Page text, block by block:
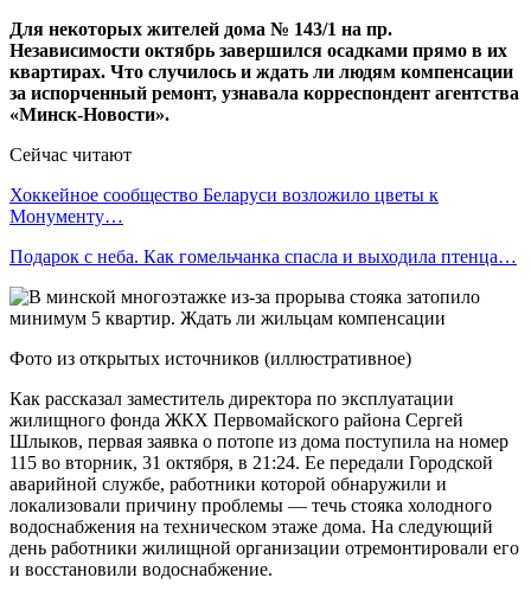
Для некоторых жителей дома № 143/1 на пр.
Независимости октябрь завершился осадками прямо в их
квартирах. Что случилось и ждать ли людям компенсации
за испорченный ремонт, узнавала корреспондент агентства
«Минск-Новости».
Сейчас читают
Хоккейное сообщество Беларуси возложило цветы к
Монументу…
Подарок с неба. Как гомельчанка спасла и выходила птенца…
Фото из открытых источников (иллюстративное)
Как рассказал заместитель директора по эксплуатации
жилищного фонда ЖКХ Первомайского района Сергей
Шлыков, первая заявка о потопе из дома поступила на номер
115 во вторник, 31 октября, в 21:24. Ее передали Городской
аварийной службе, работники которой обнаружили и
локализовали причину проблемы — течь стояка холодного
водоснабжения на техническом этаже дома. На следующий
день работники жилищной организации отремонтировали его
и восстановили водоснабжение.